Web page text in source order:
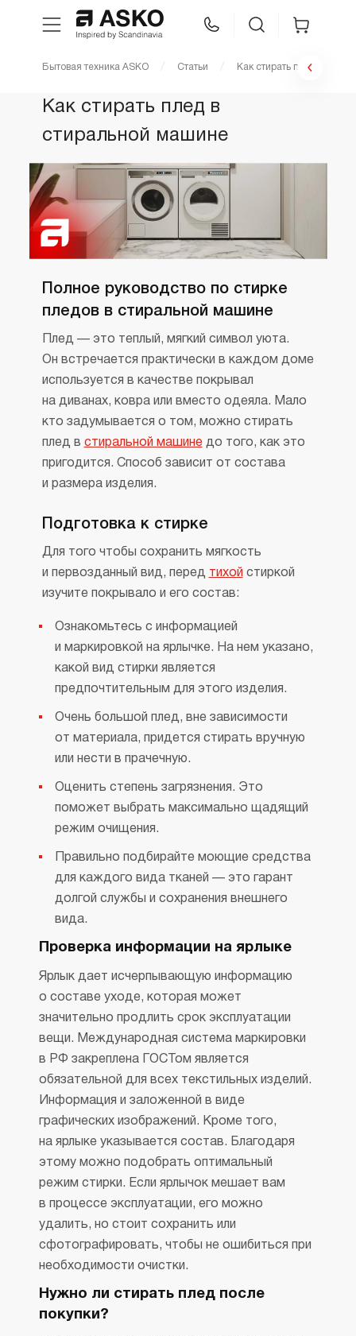
Техника для кухни
Уход за бельем
Asko Professional
Бытовая техника ASKO Статьи Как стирать плед в
Как стирать плед в
стиральной машине
Полное руководство по стирке
пледов в стиральной машине
Плед — это теплый, мягкий символ уюта.
Он встречается практически в каждом доме
используется в качестве покрывал
на диванах, ковра или вместо одеяла. Мало
кто задумывается о том, можно стирать
плед в стиральной машинедо того, как это
пригодится. Способ зависит от состава
и размера изделия.
Подготовка к стирке
Для того чтобы сохранить мягкость
и первозданный вид, перед тихой стиркой
изучите покрывало и его состав:
Ознакомьтесь с информацией
и маркировкой на ярлычке. На нем указано,
какой вид стирки является
предпочтительным для этого изделия.
Очень большой плед, вне зависимости
от материала, придется стирать вручную
или нести в прачечную.
Оценить степень загрязнения. Это
поможет выбрать максимально щадящий
режим очищения.
Правильно подбирайте моющие средства
для каждого вида тканей — это гарант
долгой службы и сохранения внешнего
вида.
Проверка информации на ярлыке
Ярлык дает исчерпывающую информацию
о составе уходе, которая может
значительно продлить срок эксплуатации
вещи. Международная система маркировки
в РФ закреплена ГОСТом является
обязательной для всех текстильных изделий.
Информация и заложенной в виде
графических изображений. Кроме того,
на ярлыке указывается состав. Благодаря
этому можно подобрать оптимальный
режим стирки. Если ярлычок мешает вам
в процессе эксплуатации, его можно
удалить, но стоит сохранить или
сфотографировать, чтобы не ошибиться при
необходимости очистки.
Нужно ли стирать плед после
покупки?